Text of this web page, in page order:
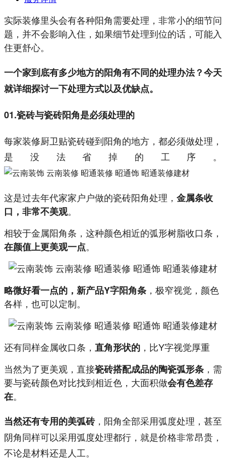
实际装修里头会有各种阳角需要处理，非常小的细节问
题，并不会影响入住，如果细节处理到位的话，可能入
住更舒心。
一个家到底有多少地方的阳角有不同的处理办法？今天
就详细探讨一下处理方式以及优缺点。
01.瓷砖与瓷砖阳角是必须处理的
每家装修厨卫贴瓷砖碰到阳角的地方，都必须做处理，
是没法省掉的工序。
这是过去年代家家户户做的瓷砖阳角处理， 金属条收
口，非常不美观。
相较于金属阳角条，这种颜色相近的弧形树脂收口条，
在颜值上更美观一点。
略微好看一点的，新产品Y字阳角条 ，极窄视觉，颜色
各样，也可以定制。
还有同样金属收口条， 直角形状的 ，比Y字视觉厚重
当然为了更美观，直接瓷砖搭配成品的陶瓷弧形条 ，需
要与瓷砖颜色对比找到相近色，大面积做会有色差存
在。
当然还有专用的美弧砖，阳角全部采用弧度处理，甚至
阴角同样可以采用弧度处理都行，就是价格非常昂贵，
不论是材料还是人工。